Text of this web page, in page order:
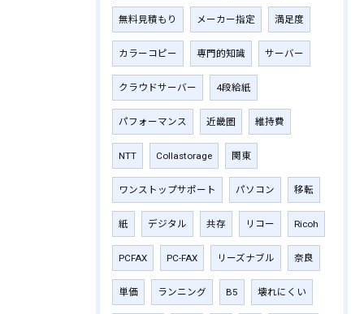
無料見積もり メーカー指定 満足度
カラーコピー 専門的知識 サーバー
クラウドサーバー 4段給紙
パフォーマンス 近畿圏 維持費
NTT Collastorage 関東
ワンストップサポート パソコン 移転
紙 デジタル 共存 リコー Ricoh
PCFAX PC-FAX リーズナブル 奈良
単価 ランニング B5 壊れにくい